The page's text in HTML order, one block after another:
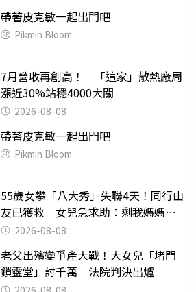
帶著皮克敏一起出門吧
Pikmin Bloom
7月營收再創高！ 「這家」散熱廠周
漲近30%站穩4000大關
2026-08-08
帶著皮克敏一起出門吧
Pikmin Bloom
55歲女攀「八大秀」失聯4天！同行山
友已獲救 女兒急求助：剩我媽媽還
沒找到
2026-08-08
老父出殯變爭產大戰！大女兒「堵門
鎖靈堂」討千萬 法院判決出爐